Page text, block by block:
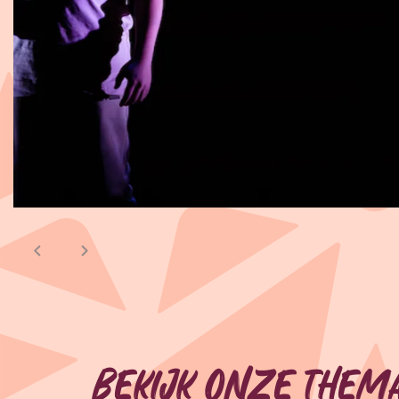
Bekijk onze